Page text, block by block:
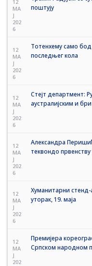
12
MA
J
202
6
поштују
12
MA
J
202
6
Тотенхему само
последњег кола
12
MA
J
202
6
Стејт департмент:
аустралијским и
12
MA
J
202
6
Александра
теквондо
12
MA
J
202
6
Хуманитарни стенд-
уторак, 19. маја
12
MA
J
202
Премијера
Српском народном